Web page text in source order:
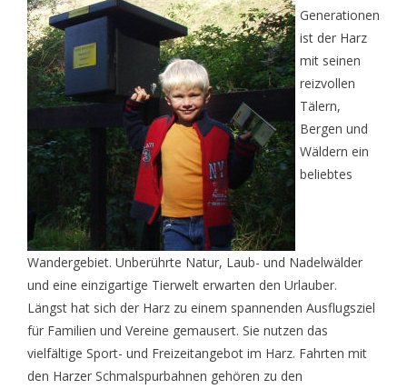
Generationen
ist der Harz
mit seinen
reizvollen
Tälern,
Bergen und
Wäldern ein
beliebtes
Wandergebiet. Unberührte Natur, Laub- und Nadelwälder
und eine einzigartige Tierwelt erwarten den Urlauber.
Längst hat sich der Harz zu einem spannenden Ausflugsziel
für Familien und Vereine gemausert. Sie nutzen das
vielfältige Sport- und Freizeitangebot im Harz. Fahrten mit
den Harzer Schmalspurbahnen gehören zu den